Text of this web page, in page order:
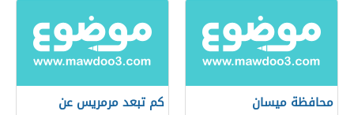
محافظة ميسان
كم تبعد مرمريس عن